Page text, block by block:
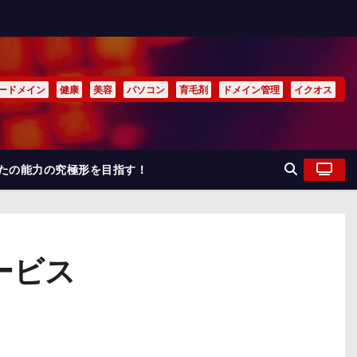
ドメイン 健康 美容 パソコン 育毛剤 ドメイン管理 イクオス
の能力の究極形を目指す！
ビス